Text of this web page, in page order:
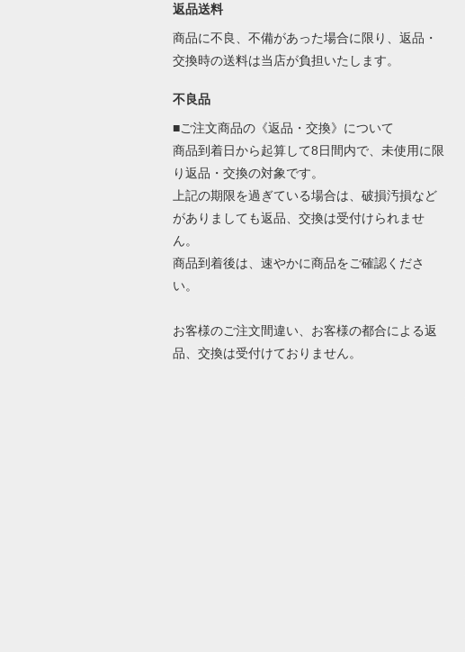
返品送料
商品に不良、不備があった場合に限り、返品・
交換時の送料は当店が負担いたします。
不良品
■ご注文商品の《返品・交換》について
商品到着日から起算して8日間内で、未使用に限
り返品・交換の対象です。
上記の期限を過ぎている場合は、破損汚損など
がありましても返品、交換は受付けられませ
ん。
商品到着後は、速やかに商品をご確認くださ
い。
お客様のご注文間違い、お客様の都合による返
品、交換は受付けておりません。